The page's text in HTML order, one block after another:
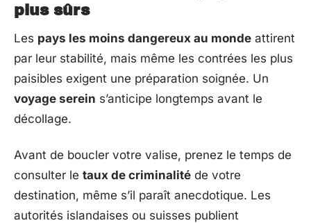
plus sûrs
Les pays les moins dangereux au monde attirent
par leur stabilité, mais même les contrées les plus
paisibles exigent une préparation soignée. Un
voyage serein s’anticipe longtemps avant le
décollage.
Avant de boucler votre valise, prenez le temps de
consulter le taux de criminalité de votre
destination, même s’il paraît anecdotique. Les
autorités islandaises ou suisses publient